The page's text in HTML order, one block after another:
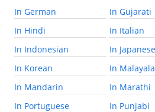
In German
In Gujarati
In Hindi
In Italian
In Indonesian
In Japanese
In Korean
In
In Mandarin
In Marathi
In Portuguese
In Punjabi